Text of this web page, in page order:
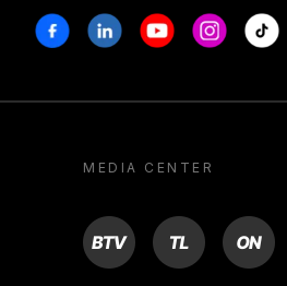
FacebookLinkedinYoutubeInstagram
Tiktok
MEDIA CENTER
BTV TL ON